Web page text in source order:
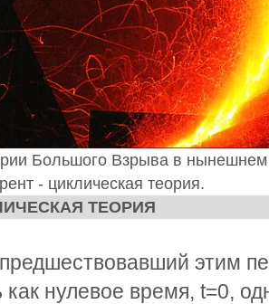
Большого Взрыва в нынешнем
- циклическая теория.
ТЕОРИЯ
этим
как нулевое время, t=0,